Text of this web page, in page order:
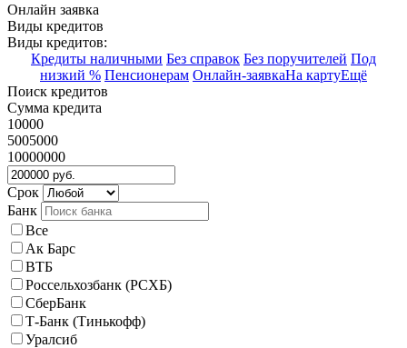
Онлайн заявка
Виды кредитов
Виды кредитов:
Кредиты наличными Без справок Без поручителей Под
низкий % Пенсионерам Онлайн-заявкаНа картуЕщё
Поиск кредитов
Сумма кредита
10000
5005000
10000000
Срок
Банк
Все
Ак Барс
ВТБ
Россельхозбанк (РСХБ)
СберБанк
Т-Банк (Тинькофф)
Уралсиб